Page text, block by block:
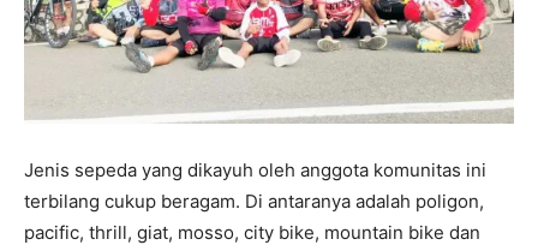
Jenis sepeda yang dikayuh oleh anggota komunitas ini
terbilang cukup beragam. Di antaranya adalah poligon,
pacific, thrill, giat, mosso, city bike, mountain bike dan